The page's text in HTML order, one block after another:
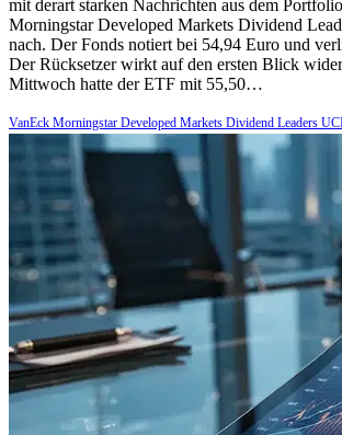
mit derart starken Nachrichten aus dem
Morningstar Developed Markets Dividend
nach. Der Fonds notiert bei 54,94 Euro und
Der Rücksetzer wirkt auf den ersten Blick
Mittwoch hatte der ETF mit 55,50…
VanEck Morningstar Developed Markets Dividend Leaders